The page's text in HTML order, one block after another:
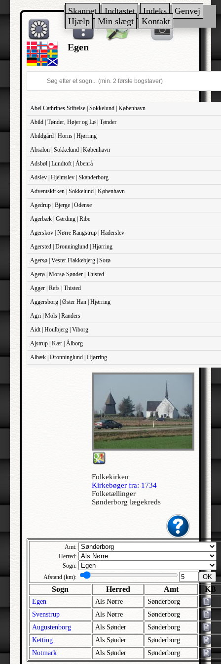
Skannet Indtastet Indeks
Genvej
Hjælp
Min slægt Kontakt
Egen
Abel Cathrines Stiftelse | Sokkelund | København
Abild | Tønder, Højer og Lø | Tønder
Abildgård | Horns | Hjørring
Absalon | Sokkelund | København
Adsbøl | Lundtoft | Åbenrå
Adslev | Hjelmslev | Skanderborg
Adventskirken | Sokkelund | København
Agedrup | Bjerge | Odense
Agerbæk | Gørding | Ribe
Agerskov | Nørre Rangstrup | Haderslev
Agersted | Dronninglund | Hjørring
Agersø | Vester Flakkebjerg | Sorø
Agerø | Morsø Sønder | Thisted
Agger | Refs | Thisted
Aggersborg | Øster Han | Hjørring
Agri | Mols | Randers
Aidt | Houlbjerg | Viborg
Ajstrup | Kær | Ålborg
Albæk | Dronninglund | Hjørring
Albæk | Støvring | Randers
Aldersro | Sokkelund | København
Allehelgen | Sokkelund | København
Aller | Sønder Tyrstrup | Haderslev
Allerød - Jesu Kristi Kirke af Sidste Dages Hellige | Lynge-Frederiksborg |
Allesø | Lunde | Odense
Allindemagle | Ringsted | Sorø
Alling | Gjern | Skanderborg
Allinge-Sandvig | Bornholm Nørre | Bornholm
Almind | Brusk | Vejle
Almind | Lysgård | Viborg
Alrø | Hads | Århus
Als | Hindsted | Ålborg
Alslev | Fakse | Præstø
Folkekirken
Kirkebøger fra: 1734
Folketællinger
Sønderborg lægekreds
Amt:
Herred:
Sogn:
Afstand (km):
OK
Sogn Herred Amt KB
Egen Als Nørre
Sønderborg
Svenstrup
Als Nørre
Sønderborg
Augustenborg
Als Sønder
Sønderborg
Ketting
Als Sønder
Sønderborg
Notmark
Als Sønder Sønderborg